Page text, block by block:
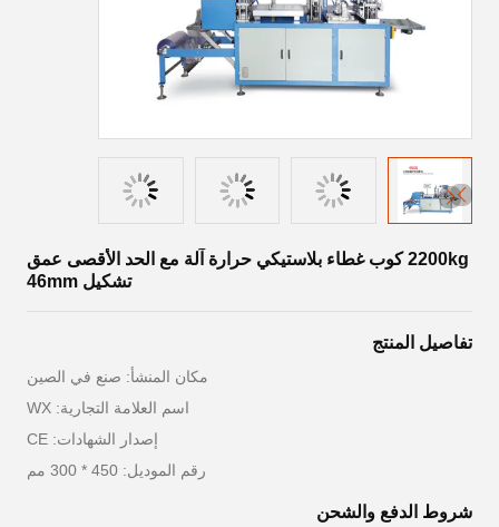
2200kg كوب غطاء بلاستيكي حرارة آلة مع الحد الأقصى عمق
تشكيل 46mm
تفاصيل المنتج
مكان المنشأ: صنع في الصين
اسم العلامة التجارية: WX
إصدار الشهادات: CE
رقم الموديل: 450 * 300 مم
شروط الدفع والشحن